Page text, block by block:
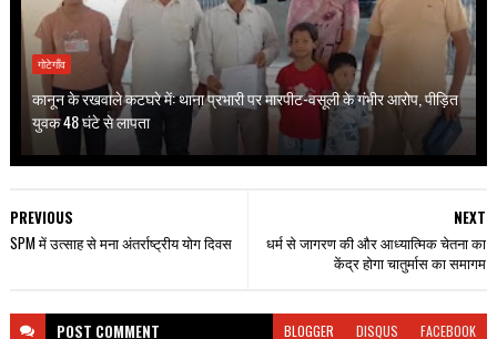
गोटेगाँव
कानून के रखवाले कटघरे में: थाना प्रभारी पर मारपीट-वसूली के गंभीर आरोप, पीड़ित
युवक 48 घंटे से लापता
NEXT
धर्म से जागरण की और आध्यात्मिक चेतना का
केंद्र होगा चातुर्मास का समागम
PREVIOUS
SPM में उत्साह से मना अंतर्राष्ट्रीय योग दिवस
POST COMMENT BLOGGER DISQUS FACEBOOK